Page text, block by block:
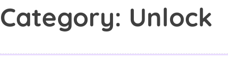
Category: Unlock